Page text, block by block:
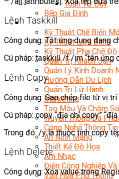
Toán Tư Duy
Bếp Gia Đình
Trung Cấp CET
Kỹ Thuật Chế Biến
Kỹ Thuật Làm Bánh
Kỹ Thuật Pha Chế Đồ
Quản Trị Khách Sạn
Quản Lý Kinh Doanh
Hướng Dẫn Du Lịch
Quản Trị Lữ Hành
Marketing
Tạo Mẫu Và Chăm
Truyền Thông Đa
Công Nghệ Thông Tin
An Ninh Mạng
Thiết Kế Đồ Họa
Âm Nhạc
Điện Công Nghiệp Và
Văn Hóa Phổ Thông
Lệnh Taskkill
Công dụng: Tắt ứng dụng đang
Cú pháp: taskkill /f /im “tên ứng
Lệnh Copy
Công dụng: Sao chép file từ vị trí
Cú pháp: copy “địa chỉ copy”
Trong đó: /y là thuộc tính copy
Lệnh Delete
Công dụng: Xóa value trong